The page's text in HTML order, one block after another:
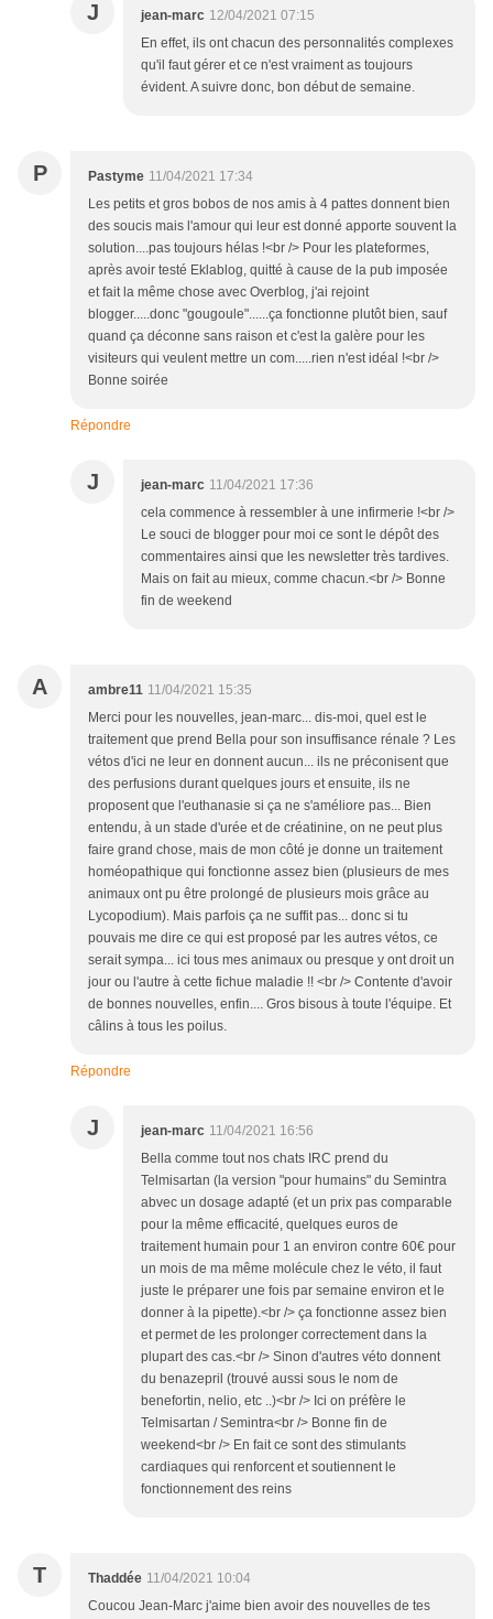
J jean-marc 12/04/2021 07:15
En effet, ils ont chacun des personnalités complexes
qu'il faut gérer et ce n'est vraiment as toujours
évident. A suivre donc, bon début de semaine.
P Pastyme 11/04/2021 17:34
Les petits et gros bobos de nos amis à 4 pattes donnent bien
des soucis mais l'amour qui leur est donné apporte souvent la
solution....pas toujours hélas !<br /> Pour les plateformes,
après avoir testé Eklablog, quitté à cause de la pub imposée
et fait la même chose avec Overblog, j'ai rejoint
blogger.....donc "gougoule"......ça fonctionne plutôt bien, sauf
quand ça déconne sans raison et c'est la galère pour les
visiteurs qui veulent mettre un com.....rien n'est idéal !<br />
Bonne soirée
Répondre
J jean-marc 11/04/2021 17:36
cela commence à ressembler à une infirmerie !<br />
Le souci de blogger pour moi ce sont le dépôt des
commentaires ainsi que les newsletter très tardives.
Mais on fait au mieux, comme chacun.<br /> Bonne
fin de weekend
A ambre11 11/04/2021 15:35
Merci pour les nouvelles, jean-marc... dis-moi, quel est le
traitement que prend Bella pour son insuffisance rénale ? Les
vétos d'ici ne leur en donnent aucun... ils ne préconisent que
des perfusions durant quelques jours et ensuite, ils ne
proposent que l'euthanasie si ça ne s'améliore pas... Bien
entendu, à un stade d'urée et de créatinine, on ne peut plus
faire grand chose, mais de mon côté je donne un traitement
homéopathique qui fonctionne assez bien (plusieurs de mes
animaux ont pu être prolongé de plusieurs mois grâce au
Lycopodium). Mais parfois ça ne suffit pas... donc si tu
pouvais me dire ce qui est proposé par les autres vétos, ce
serait sympa... ici tous mes animaux ou presque y ont droit un
jour ou l'autre à cette fichue maladie !! <br /> Contente d'avoir
de bonnes nouvelles, enfin.... Gros bisous à toute l'équipe. Et
câlins à tous les poilus.
Répondre
J jean-marc 11/04/2021 16:56
Bella comme tout nos chats IRC prend du
Telmisartan (la version "pour humains" du Semintra
abvec un dosage adapté (et un prix pas comparable
pour la même efficacité, quelques euros de
traitement humain pour 1 an environ contre 60€ pour
un mois de ma même molécule chez le véto, il faut
juste le préparer une fois par semaine environ et le
donner à la pipette).<br /> ça fonctionne assez bien
et permet de les prolonger correctement dans la
plupart des cas.<br /> Sinon d'autres véto donnent
du benazepril (trouvé aussi sous le nom de
benefortin, nelio, etc ..)<br /> Ici on préfère le
Telmisartan / Semintra<br /> Bonne fin de
weekend<br /> En fait ce sont des stimulants
cardiaques qui renforcent et soutiennent le
fonctionnement des reins
T Thaddée 11/04/2021 10:04
Coucou Jean-Marc j'aime bien avoir des nouvelles de tes